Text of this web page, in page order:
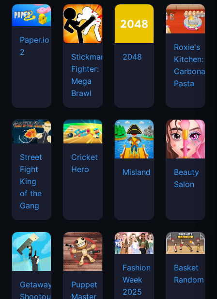
Paper.io
2
Stickman
Fighter:
Mega
Brawl
2048
Roxie's
Kitchen:
Carbonara
Pasta
Street
Fight
King
of the
Gang
Cricket
Hero
Misland
Beauty
Salon
Getaway
Shootout
Puppet
Master
Fashion
Week
2025
Basket
Random